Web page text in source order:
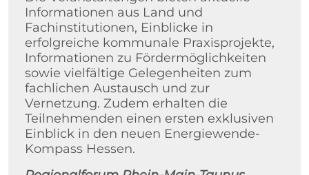
Informationen aus Land und
Fachinstitutionen, Einblicke in
erfolgreiche kommunale Praxisprojekte,
Informationen zu Fördermöglichkeiten
sowie vielfältige Gelegenheiten zum
fachlichen Austausch und zur
Vernetzung. Zudem erhalten die
Teilnehmenden einen ersten exklusiven
Einblick in den neuen Energiewende-
Kompass Hessen.